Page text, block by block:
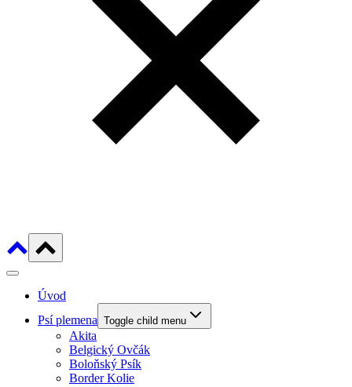
Úvod
Psí plemena Toggle child menu
Akita
Belgický Ovčák
Boloňský Psík
Border Kolie